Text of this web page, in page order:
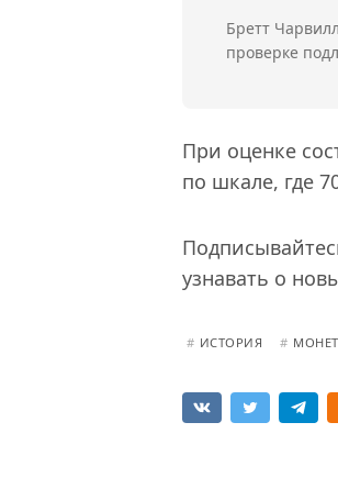
Бретт
проверке
При оценке
по шкале, где
узнавать о
# ИСТОРИЯ #